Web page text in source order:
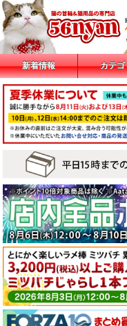
新着情報 カテゴ